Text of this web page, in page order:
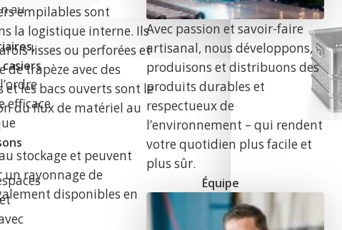
au
efficace
Avec passion et savoir-faire
artisanal, nous développons,
produisons et distribuons des
produits durables et
respectueux de
l’environnement – qui rendent
votre quotidien plus facile et
plus sûr.
Équipe
empilables sont
la logistique interne. Ils
lisses ou perforées et
de trapèze avec des
les bacs ouverts sont le
du flux de matériel au
stockage et peuvent
rayonnage de
disponibles en